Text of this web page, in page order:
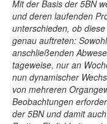
Mit der Basis der 5BN
und deren laufenden
unterschieden, ob
genau auftreten:
anschließenden
tageweise, nur an
nun dynamischer
von mehreren
Beobachtungen
der 5BN und damit